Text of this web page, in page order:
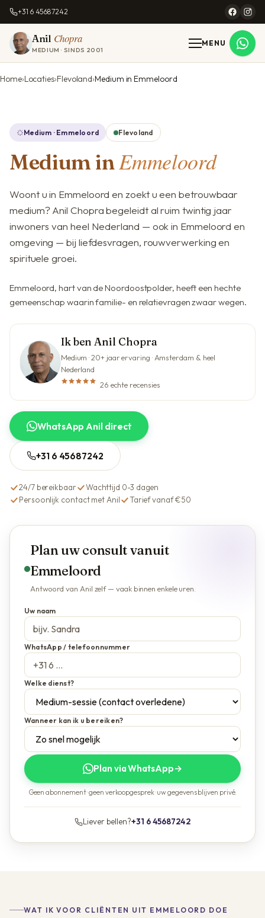
+31 6 45687242
Anil Chopra
MEDIUM · SINDS 2001
MENU
Home Locaties Flevoland Medium in Emmeloord
Medium · Emmeloord Flevoland
Medium inEmmeloord
Woont u in Emmeloord en zoekt u een betrouwbaar
medium? Anil Chopra begeleidt al ruim twintig jaar
inwoners van heel Nederland — ook in Emmeloord en
omgeving — bij liefdesvragen, rouwverwerking en
spirituele groei.
Emmeloord, hart van de Noordoostpolder, heeft een hechte
gemeenschap waarin familie- en relatievragen zwaar wegen.
Ik ben Anil Chopra
Medium · 20+ jaar ervaring · Amsterdam & heel
Nederland
26 echte recensies
WhatsApp Anil direct
+31 6 45687242
24/7 bereikbaar
Wachttijd 0-3 dagen
Persoonlijk contact met Anil
Tarief vanaf €50
Plan uw consult vanuit
Emmeloord
Antwoord van Anil zelf — vaak binnen enkele uren.
Uw naam
WhatsApp / telefoonnummer
Welke dienst?
Wanneer kan ik u bereiken?
Plan via WhatsApp→
Geen abonnement · geen verkoopgesprek · uw gegevens blijven privé.
Liever bellen?+31 6 45687242
WAT IK VOOR CLIËNTEN UIT EMMELOORD DOE